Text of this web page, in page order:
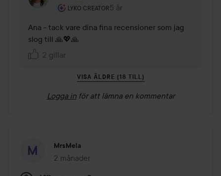
LYKO CREATOR
Användarens roll: Lyko Creator.
5 år
Kommentaren lades 5 år
Ana - tack vare dina fina recensioner som jag
slog till 🙏💖🙏
2 gillar
VISA ÄLDRE (18 TILL)
Logga in för att lämna en kommentar
MrsMela
2 månader
Inlägget skapades 2 månader